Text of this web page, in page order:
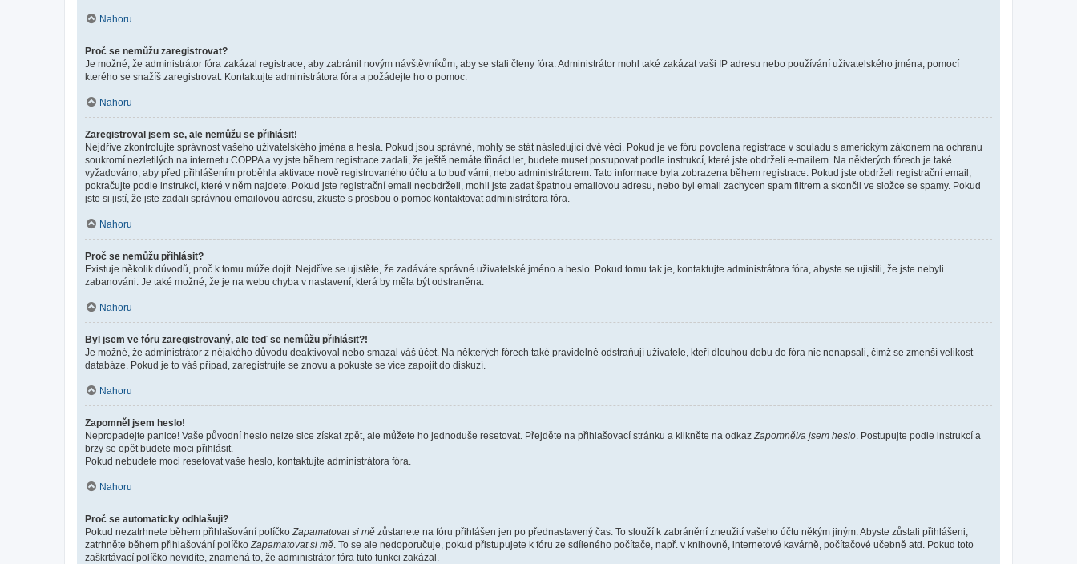
Nahoru
Proč se nemůžu zaregistrovat?
Je možné, že administrátor fóra zakázal registrace, aby zabránil novým návštěvníkům, aby se stali členy fóra. Administrátor mohl také zakázat vaši IP adresu nebo používání uživatelského jména, pomocí
kterého se snažíš zaregistrovat. Kontaktujte administrátora fóra a požádejte ho o pomoc.
Nahoru
Zaregistroval jsem se, ale nemůžu se přihlásit!
Nejdříve zkontrolujte správnost vašeho uživatelského jména a hesla. Pokud jsou správné, mohly se stát následující dvě věci. Pokud je ve fóru povolena registrace v souladu s americkým zákonem na ochranu
soukromí nezletilých na internetu COPPA a vy jste během registrace zadali, že ještě nemáte třináct let, budete muset postupovat podle instrukcí, které jste obdrželi e-mailem. Na některých fórech je také
vyžadováno, aby před přihlášením proběhla aktivace nově registrovaného účtu a to buď vámi, nebo administrátorem. Tato informace byla zobrazena během registrace. Pokud jste obdrželi registrační email,
pokračujte podle instrukcí, které v něm najdete. Pokud jste registrační email neobdrželi, mohli jste zadat špatnou emailovou adresu, nebo byl email zachycen spam filtrem a skončil ve složce se spamy. Pokud
jste si jistí, že jste zadali správnou emailovou adresu, zkuste s prosbou o pomoc kontaktovat administrátora fóra.
Nahoru
Proč se nemůžu přihlásit?
Existuje několik důvodů, proč k tomu může dojít. Nejdříve se ujistěte, že zadáváte správné uživatelské jméno a heslo. Pokud tomu tak je, kontaktujte administrátora fóra, abyste se ujistili, že jste nebyli
zabanováni. Je také možné, že je na webu chyba v nastavení, která by měla být odstraněna.
Nahoru
Byl jsem ve fóru zaregistrovaný, ale teď se nemůžu přihlásit?!
Je možné, že administrátor z nějakého důvodu deaktivoval nebo smazal váš účet. Na některých fórech také pravidelně odstraňují uživatele, kteří dlouhou dobu do fóra nic nenapsali, čímž se zmenší velikost
databáze. Pokud je to váš případ, zaregistrujte se znovu a pokuste se více zapojit do diskuzí.
Nahoru
Zapomněl jsem heslo!
Nepropadejte panice! Vaše původní heslo nelze sice získat zpět, ale můžete ho jednoduše resetovat. Přejděte na přihlašovací stránku a klikněte na odkaz Zapomněl/a jsem heslo . Postupujte podle instrukcí a
brzy se opět budete moci přihlásit.
Pokud nebudete moci resetovat vaše heslo, kontaktujte administrátora fóra.
Nahoru
Proč se automaticky odhlašuji?
Pokud nezatrhnete během přihlašování políčko Zapamatovat si mě zůstanete na fóru přihlášen jen po přednastavený čas. To slouží k zabránění zneužití vašeho účtu někým jiným. Abyste zůstali přihlášeni,
zatrhněte během přihlašování políčko Zapamatovat si mě . To se ale nedoporučuje, pokud přistupujete k fóru ze sdíleného počítače, např. v knihovně, internetové kavárně, počítačové učebně atd. Pokud toto
zaškrtávací políčko nevidíte, znamená to, že administrátor fóra tuto funkci zakázal.